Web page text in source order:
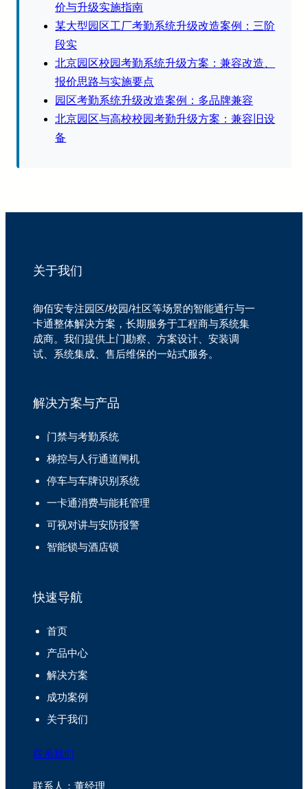
价与升级实施指南
某大型园区工厂考勤系统升级改造案例：三阶
段实
北京园区校园考勤系统升级方案：兼容改造、
报价思路与实施要点
园区考勤系统升级改造案例：多品牌兼容
北京园区与高校校园考勤升级方案：兼容旧设
备
关于我们
御佰安专注园区/校园/社区等场景的智能通行与一
卡通整体解决方案，长期服务于工程商与系统集
成商。我们提供上门勘察、方案设计、安装调
试、系统集成、售后维保的一站式服务。
解决方案与产品
门禁与考勤系统
梯控与人行通道闸机
停车与车牌识别系统
一卡通消费与能耗管理
可视对讲与安防报警
智能锁与酒店锁
快速导航
首页
产品中心
解决方案
成功案例
关于我们
联系我们
联系人：董经理